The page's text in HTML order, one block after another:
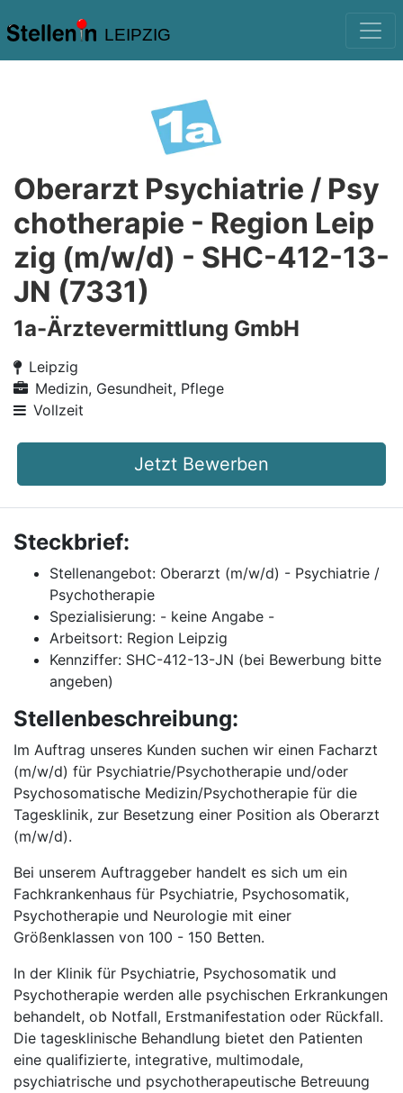
LEIPZIG
Oberarzt Psychiatrie / Psy
chotherapie - Region Leip
zig (m/w/d) - SHC-412-13-
JN (7331)
1a-Ärztevermittlung GmbH
Leipzig
Medizin, Gesundheit, Pflege
Vollzeit
Jetzt Bewerben
Steckbrief:
Stellenangebot: Oberarzt (m/w/d) - Psychiatrie /
Psychotherapie
Spezialisierung: - keine Angabe -
Arbeitsort: Region Leipzig
Kennziffer: SHC-412-13-JN (bei Bewerbung bitte
angeben)
Stellenbeschreibung:
Im Auftrag unseres Kunden suchen wir einen Facharzt
(m/w/d) für Psychiatrie/Psychotherapie und/oder
Psychosomatische Medizin/Psychotherapie für die
Tagesklinik, zur Besetzung einer Position als Oberarzt
(m/w/d).
Bei unserem Auftraggeber handelt es sich um ein
Fachkrankenhaus für Psychiatrie, Psychosomatik,
Psychotherapie und Neurologie mit einer
Größenklassen von 100 - 150 Betten.
In der Klinik für Psychiatrie, Psychosomatik und
Psychotherapie werden alle psychischen Erkrankungen
behandelt, ob Notfall, Erstmanifestation oder Rückfall.
Die tagesklinische Behandlung bietet den Patienten
eine qualifizierte, integrative, multimodale,
psychiatrische und psychotherapeutische Betreuung